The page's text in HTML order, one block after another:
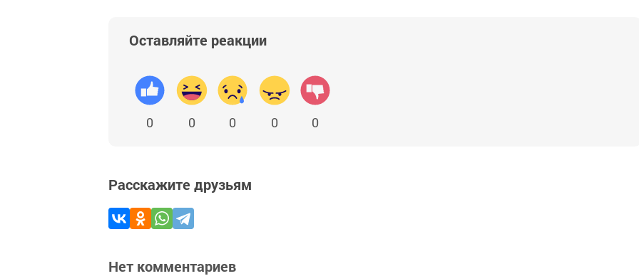
Оставляйте реакции
0 0 0 0 0
Расскажите друзьям
Нет комментариев